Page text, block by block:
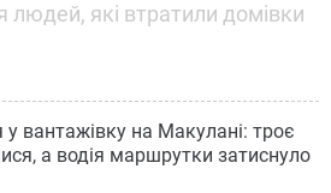
людей, які втратили домівки
вантажівку на Макулані: троє
а водія маршрутки затиснуло